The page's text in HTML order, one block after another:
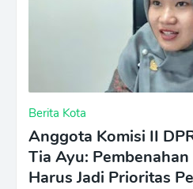
Berita Kota
Anggota Komisi II
Tia Ayu:
Harus Jadi Prioritas